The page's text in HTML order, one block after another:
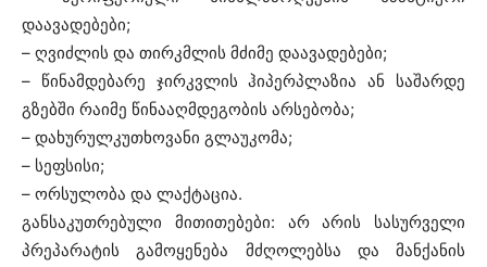
დაავადებები;
– ღვიძლის და თირკმლის მძიმე დაავადებები;
– წინამდებარე ჯირკვლის ჰიპერპლაზია ან საშარდე
გზებში რაიმე წინააღმდეგობის არსებობა;
– დახურულკუთხოვანი გლაუკომა;
– სეფსისი;
– ორსულობა და ლაქტაცია.
განსაკუთრებული მითითებები: არ არის სასურველი
პრეპარატის გამოყენება მძღოლებსა და მანქანის